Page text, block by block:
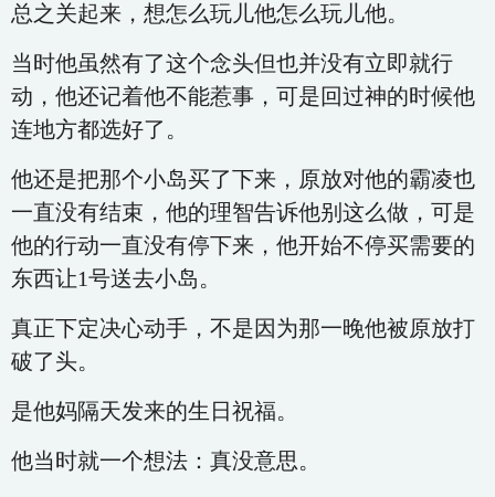
总之关起来，想怎么玩儿他怎么玩儿他。
当时他虽然有了这个念头但也并没有立即就行
动，他还记着他不能惹事，可是回过神的时候他
连地方都选好了。
他还是把那个小岛买了下来，原放对他的霸凌也
一直没有结束，他的理智告诉他别这么做，可是
他的行动一直没有停下来，他开始不停买需要的
东西让1号送去小岛。
真正下定决心动手，不是因为那一晚他被原放打
破了头。
是他妈隔天发来的生日祝福。
他当时就一个想法：真没意思。